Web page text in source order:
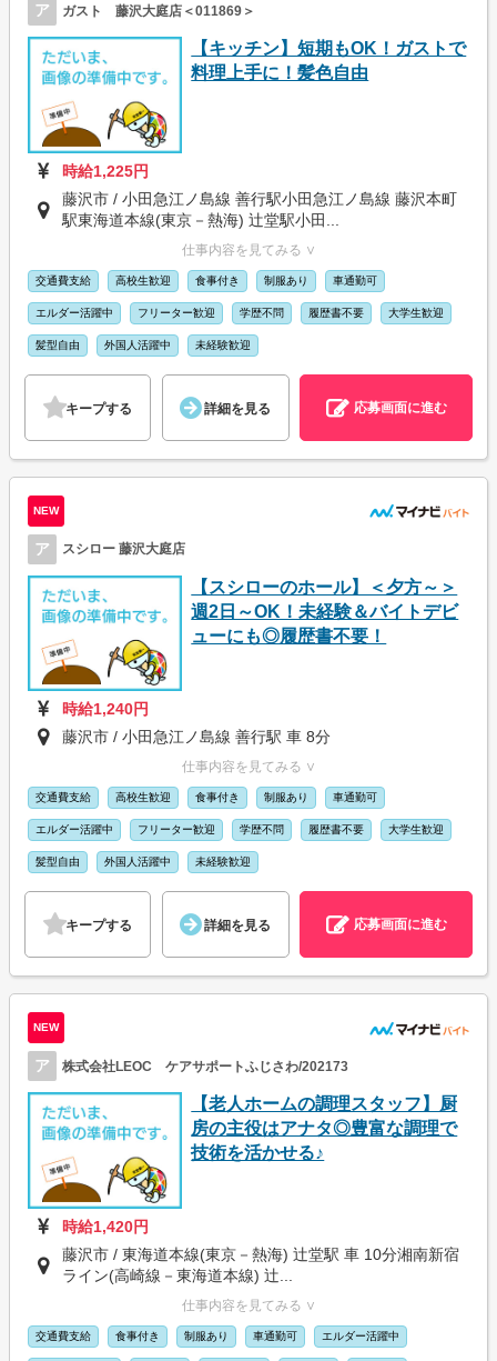
ア ガスト 藤沢大庭店＜011869＞
【キッチン】短期もOK！ガストで
料理上手に！髪色自由
時給1,225円
藤沢市 / 小田急江ノ島線 善行駅小田急江ノ島線 藤沢本町
駅東海道本線(東京－熱海) 辻堂駅小田...
仕事内容を見てみる ∨
交通費支給 高校生歓迎 食事付き 制服あり 車通勤可
エルダー活躍中 フリーター歓迎 学歴不問 履歴書不要 大学生歓迎
髪型自由 外国人活躍中 未経験歓迎
キープする 詳細を見る 応募画面に進む
NEW
ア スシロー 藤沢大庭店
【スシローのホール】＜夕方～＞
週2日～OK！未経験＆バイトデビ
ューにも◎履歴書不要！
時給1,240円
藤沢市 / 小田急江ノ島線 善行駅 車 8分
仕事内容を見てみる ∨
交通費支給 高校生歓迎 食事付き 制服あり 車通勤可
エルダー活躍中 フリーター歓迎 学歴不問 履歴書不要 大学生歓迎
髪型自由 外国人活躍中 未経験歓迎
キープする 詳細を見る 応募画面に進む
NEW
ア 株式会社LEOC ケアサポートふじさわ/202173
【老人ホームの調理スタッフ】厨
房の主役はアナタ◎豊富な調理で
技術を活かせる♪
時給1,420円
藤沢市 / 東海道本線(東京－熱海) 辻堂駅 車 10分湘南新宿
ライン(高崎線－東海道本線) 辻...
仕事内容を見てみる ∨
交通費支給 食事付き 制服あり 車通勤可 エルダー活躍中